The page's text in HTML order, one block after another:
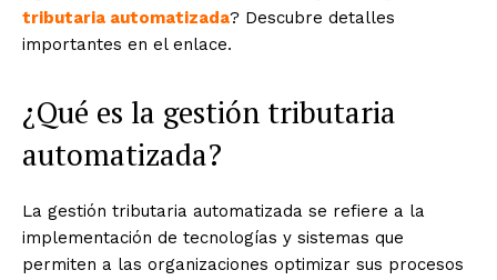
tributaria automatizada? Descubre detalles
importantes en el enlace.
¿Qué es la gestión tributaria
automatizada?
La gestión tributaria automatizada se refiere a la
implementación de tecnologías y sistemas que
permiten a las organizaciones optimizar sus procesos